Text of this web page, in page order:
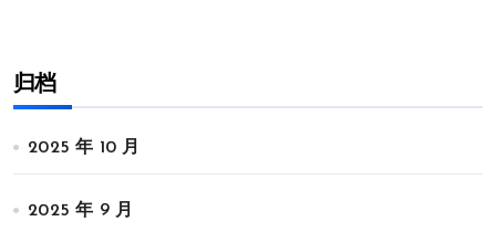
归档
2025 年 10 月
2025 年 9 月